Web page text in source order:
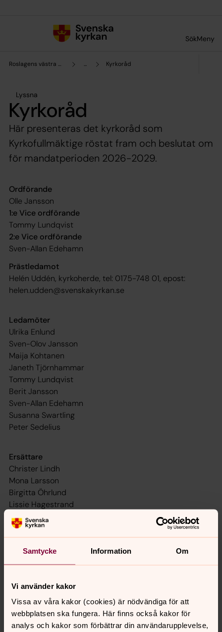
Samtycke Information Om
Vi använder kakor
Vissa av våra kakor (cookies) är nödvändiga för att
webbplatsen ska fungera. Här finns också kakor för
analys och kakor som förbättrar din användarupplevelse,
SökMeny
Roslagens västra pastorat ... Kyrkoråd
Lyssna
Kyrkoråd
Här presenteras det kyrkoråd som
Kyrkofullmäktige röstat fram och beslutat om
för mandatperioden 2026-2029.
Ordförande
Olle Jansson
1:e Vice ordförande
Tommy Lundqvist
2:e Vice ordförande
Sven-Allan Edehamn
Prästledamot
Helén Uddén, kyrkoherde, tel: 0175-748 01, epost:
helen.udden@svenskakyrkan.se
Ledamöter
Ulrika Enlund
Sven-Olov Jansson
Maija Kohtanen
Janeth Tjörnhammar
Tommy Lundqvist
Berit Jansson
Sven-Allan Edehamn
Susanna Swartling
Peter Sedelius
Ersättare
Christer Lindh
Mona Larsson
Birgitta Öhrlund
Lissie Hagestrand
Ihle Åström
Senast ändrad 22 december 2025
innehåll?
roslagensvastra.pastorat@svenskakyrkan.se
Dela